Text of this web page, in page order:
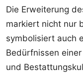
Die Erweiterung
markiert nicht nur
symbolisiert auch
Bedürfnissen
und